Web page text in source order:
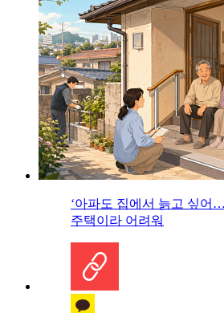
‘아파도 집에서 늙고 싶어
주택이라 어려워